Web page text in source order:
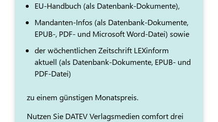
EU-Handbuch (als Datenbank-Dokumente),
Mandanten-Infos (als Datenbank-Dokumente,
EPUB-, PDF- und Microsoft Word-Datei) sowie
der wöchentlichen Zeitschrift LEXinform
aktuell (als Datenbank-Dokumente, EPUB- und
PDF-Datei)
zu einem günstigen Monatspreis.
Nutzen Sie DATEV Verlagsmedien comfort drei